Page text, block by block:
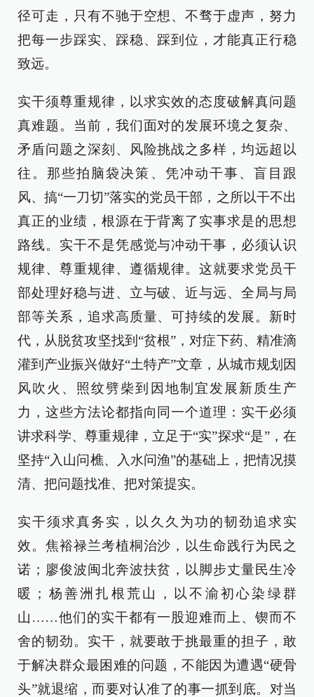
径可走，只有不驰于空想、不骛于虚声，努力
把每一步踩实、踩稳、踩到位，才能真正行稳
致远。
实干须尊重规律，以求实效的态度破解真问题
真难题。当前，我们面对的发展环境之复杂、
矛盾问题之深刻、风险挑战之多样，均远超以
往。那些拍脑袋决策、凭冲动干事、盲目跟
风、搞“一刀切”落实的党员干部，之所以干不出
真正的业绩，根源在于背离了实事求是的思想
路线。实干不是凭感觉与冲动干事，必须认识
规律、尊重规律、遵循规律。这就要求党员干
部处理好稳与进、立与破、近与远、全局与局
部等关系，追求高质量、可持续的发展。新时
代，从脱贫攻坚找到“贫根”，对症下药、精准滴
灌到产业振兴做好“土特产”文章，从城市规划因
风吹火、照纹劈柴到因地制宜发展新质生产
力，这些方法论都指向同一个道理：实干必须
讲求科学、尊重规律，立足于“实”探求“是”，在
坚持“入山问樵、入水问渔”的基础上，把情况摸
清、把问题找准、把对策提实。
实干须求真务实，以久久为功的韧劲追求实
效。焦裕禄兰考植桐治沙，以生命践行为民之
诺；廖俊波闽北奔波扶贫，以脚步丈量民生冷
暖；杨善洲扎根荒山，以不渝初心染绿群
山……他们的实干都有一股迎难而上、锲而不
舍的韧劲。实干，就要敢于挑最重的担子，敢
于解决群众最困难的问题，不能因为遭遇“硬骨
头”就退缩，而要对认准了的事一抓到底。对当